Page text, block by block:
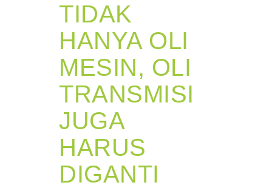
TIDAK
HANYA OLI
MESIN, OLI
TRANSMISI
JUGA
HARUS
DIGANTI